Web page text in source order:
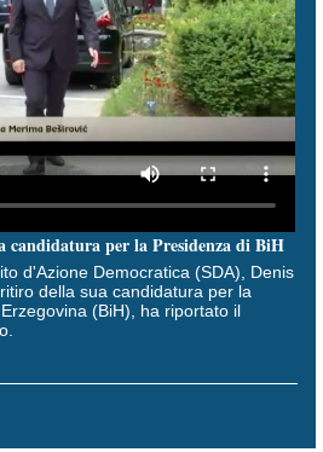
candidatura per la Presidenza di BiH
d'Azione Democratica (SDA), Denis
della sua candidatura per la
(BiH), ha riportato il